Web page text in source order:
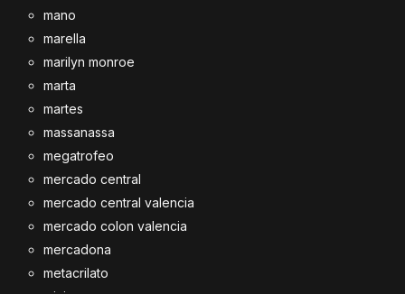
mano
marella
marilyn monroe
marta
martes
massanassa
megatrofeo
mercado central
mercado central valencia
mercado colon valencia
mercadona
metacrilato